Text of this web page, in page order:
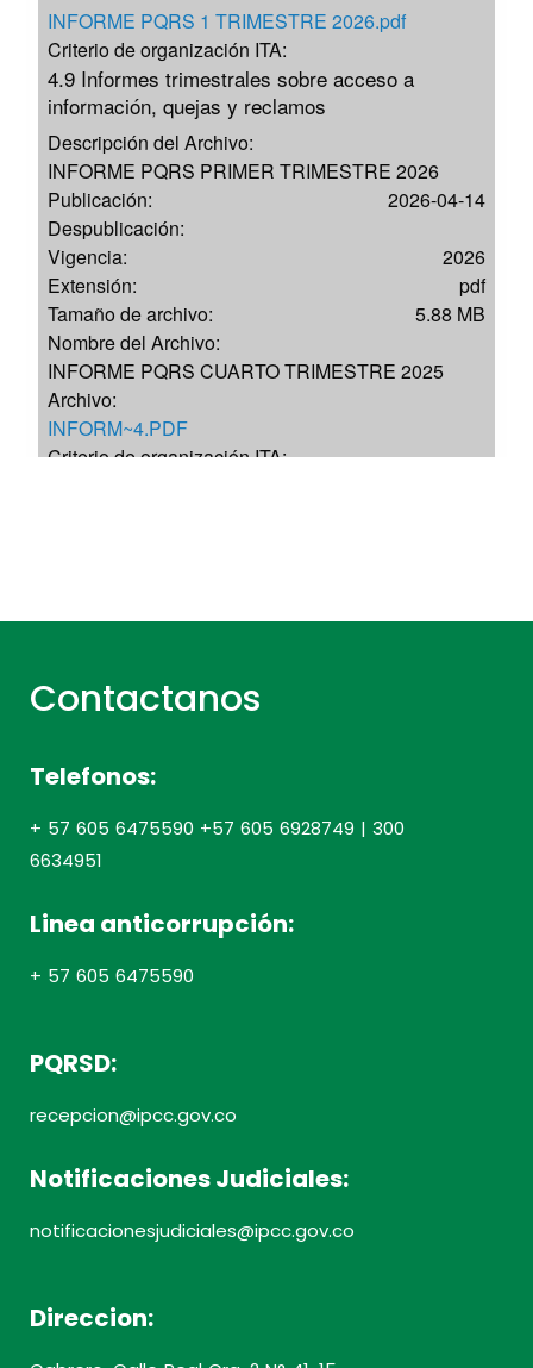
Contactanos
Telefonos:
+ 57 605 6475590 +57 605 6928749 | 300
6634951
Linea anticorrupción:
+ 57 605 6475590
PQRSD:
recepcion@ipcc.gov.co
Notificaciones Judiciales:
notificacionesjudiciales@ipcc.gov.co
Direccion: